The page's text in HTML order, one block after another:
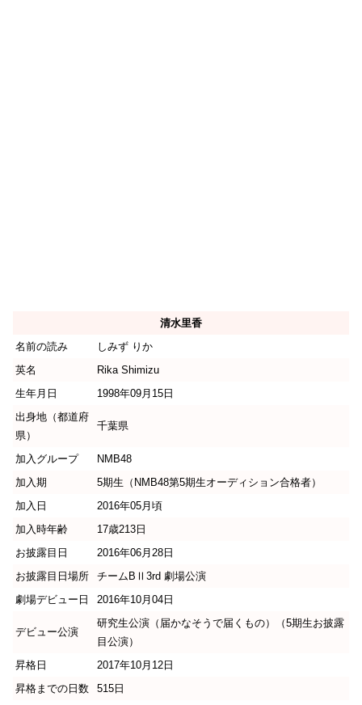
清水里香
名前の読み
しみず りか
英名
Rika Shimizu
生年月日
1998年09月15日
出身地（都道府
県）
千葉県
加入グループ
NMB48
加入期
5期生（NMB48第5期生オーディション合格者）
加入日
2016年05月頃
加入時年齢
17歳213日
お披露目日
2016年06月28日
お披露目日場所
チームBⅡ3rd 劇場公演
劇場デビュー日
2016年10月04日
デビュー公演
研究生公演（届かなそうで届くもの）（5期生お披露
目公演）
昇格日
2017年10月12日
昇格までの日数
515日